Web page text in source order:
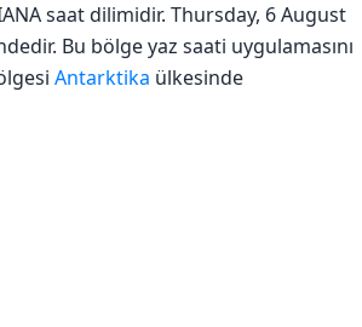
saat dilimidir. Thursday, 6 August
Bu bölge yaz saati uygulamasını
Antarktika ülkesinde